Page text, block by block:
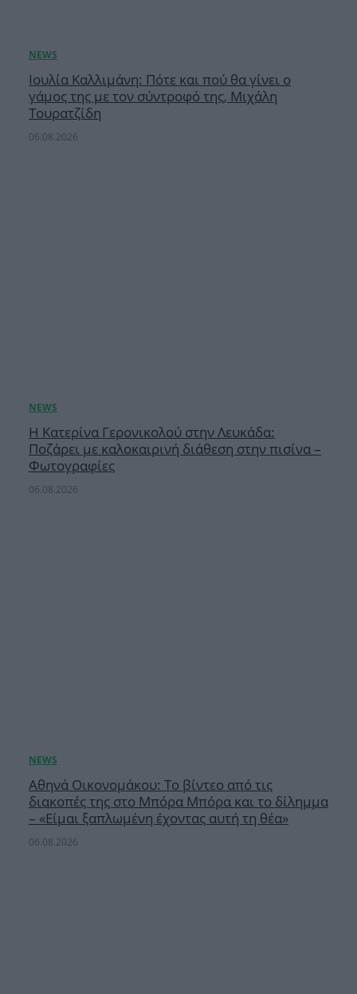
Ιουλία Καλλιμάνη: Πότε και πού θα γίνει ο
γάμος της με τον σύντροφό της, Μιχάλη
Τουρατζίδη
06.08.2026
Η Κατερίνα Γερονικολού στην Λευκάδα:
Ποζάρει με καλοκαιρινή διάθεση στην πισίνα –
Φωτογραφίες
06.08.2026
Αθηνά Οικονομάκου: Το βίντεο από τις
διακοπές της στο Μπόρα Μπόρα και το δίλημμα
– «Είμαι ξαπλωμένη έχοντας αυτή τη θέα»
06.08.2026